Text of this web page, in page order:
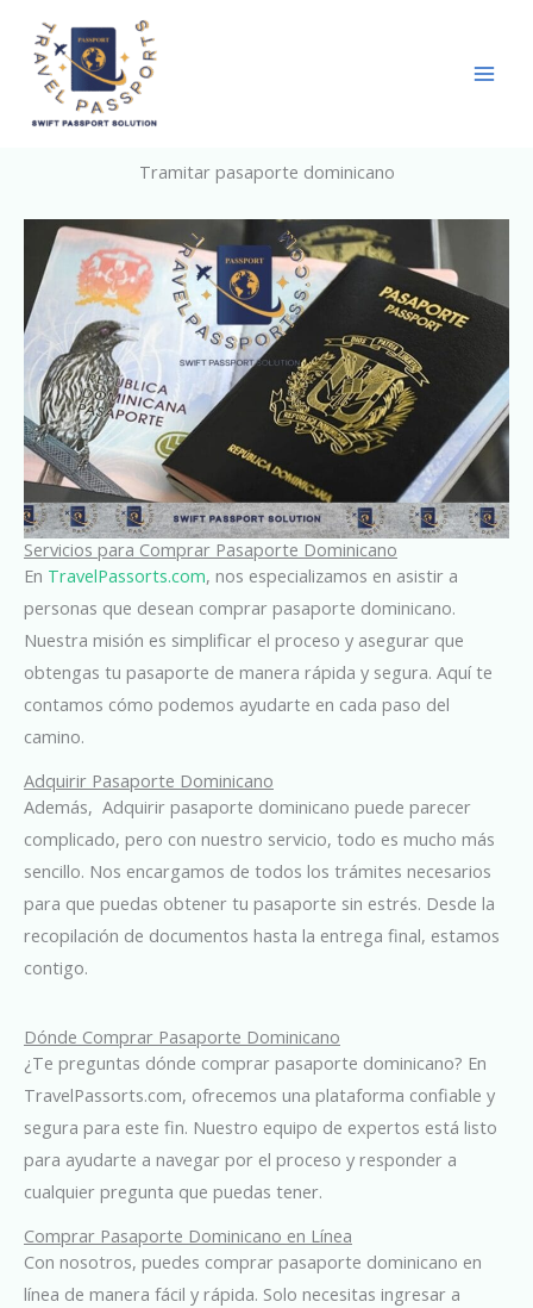
content
Tramitar pasaporte dominicano
Servicios para Comprar Pasaporte Dominicano
En TravelPassorts.com, nos especializamos en asistir a
personas que desean comprar pasaporte dominicano.
Nuestra misión es simplificar el proceso y asegurar que
obtengas tu pasaporte de manera rápida y segura. Aquí te
contamos cómo podemos ayudarte en cada paso del
camino.
Adquirir Pasaporte Dominicano
Además, Adquirir pasaporte dominicano puede parecer
complicado, pero con nuestro servicio, todo es mucho más
sencillo. Nos encargamos de todos los trámites necesarios
para que puedas obtener tu pasaporte sin estrés. Desde la
recopilación de documentos hasta la entrega final, estamos
contigo.
Dónde Comprar Pasaporte Dominicano
¿Te preguntas dónde comprar pasaporte dominicano? En
TravelPassorts.com, ofrecemos una plataforma confiable y
segura para este fin. Nuestro equipo de expertos está listo
para ayudarte a navegar por el proceso y responder a
cualquier pregunta que puedas tener.
Comprar Pasaporte Dominicano en Línea
Con nosotros, puedes comprar pasaporte dominicano en
línea de manera fácil y rápida. Solo necesitas ingresar a